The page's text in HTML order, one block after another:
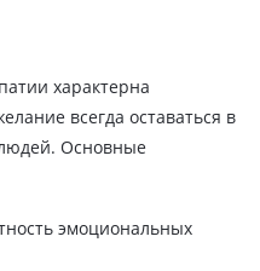
характерна
всегда оставаться в
Основные
эмоциональных